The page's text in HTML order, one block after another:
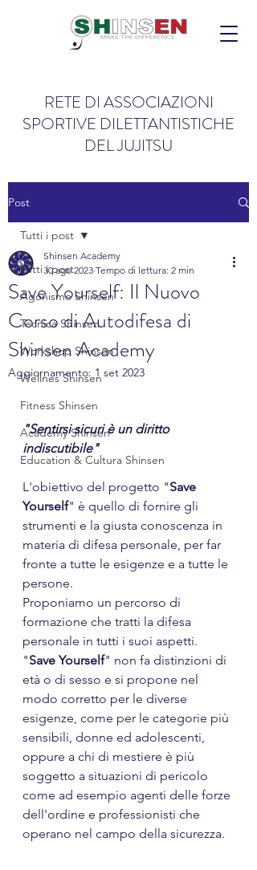
RETE DI ASSOCIAZIONI
SPORTIVE DILETTANTISTICHE
DEL JUJITSU
Post
Tutti i post
Agonismo Shinsen
Tecnica Shinsen
Workshop Shinsen
Wellnes Shinsen
Fitness Shinsen
Academy Shinsen
Education & Cultura Shinsen
Tutti i post
Save Yourself: Il Nuovo
Corso di Autodifesa di
Shinsen Academy
Shinsen Academy
30 ago 2023 Tempo di lettura: 2 min
Aggiornamento: 1 set 2023
"Sentirsi sicuri è un diritto
indiscutibile"
L'obiettivo del progetto "Save
Yourself" è quello di fornire gli
strumenti e la giusta conoscenza in
materia di difesa personale, per far
fronte a tutte le esigenze e a tutte le
persone.
Proponiamo un percorso di
formazione che tratti la difesa
personale in tutti i suoi aspetti.
"Save Yourself" non fa distinzioni di
età o di sesso e si propone nel
modo corretto per le diverse
esigenze, come per le categorie più
sensibili, donne ed adolescenti,
oppure a chi di mestiere è più
soggetto a situazioni di pericolo
come ad esempio agenti delle forze
dell'ordine e professionisti che
operano nel campo della sicurezza.